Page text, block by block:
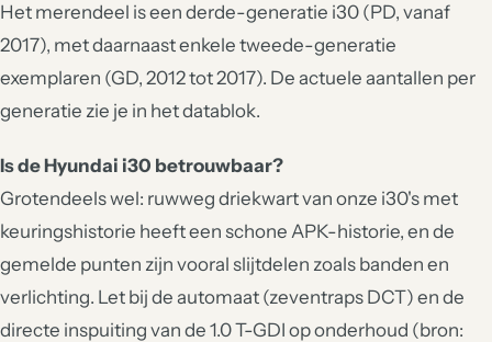
Het merendeel is een derde-generatie i30 (PD, vanaf
2017), met daarnaast enkele tweede-generatie
exemplaren (GD, 2012 tot 2017). De actuele aantallen per
generatie zie je in het datablok.
Is de Hyundai i30 betrouwbaar?
Grotendeels wel: ruwweg driekwart van onze i30's met
keuringshistorie heeft een schone APK-historie, en de
gemelde punten zijn vooral slijtdelen zoals banden en
verlichting. Let bij de automaat (zeventraps DCT) en de
directe inspuiting van de 1.0 T-GDI op onderhoud (bron: